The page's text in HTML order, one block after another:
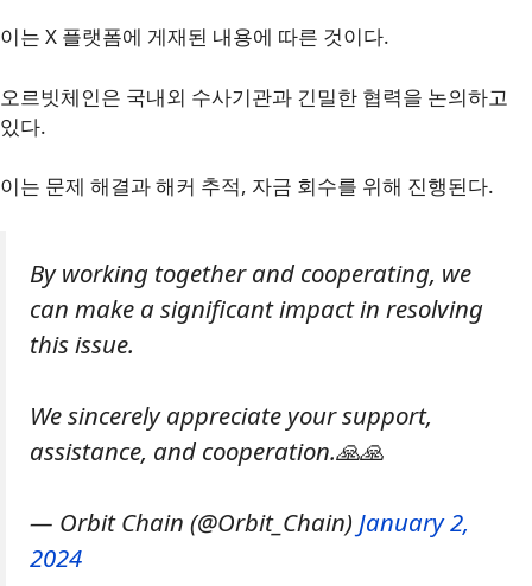
이는 X 플랫폼에 게재된 내용에 따른 것이다.
오르빗체인은 국내외 수사기관과 긴밀한 협력을 논의하고
있다.
이는 문제 해결과 해커 추적, 자금 회수를 위해 진행된다.
By working together and cooperating, we
can make a significant impact in resolving
this issue.
We sincerely appreciate your support,
assistance, and cooperation.🙏🙏
— Orbit Chain (@Orbit_Chain) January 2,
2024